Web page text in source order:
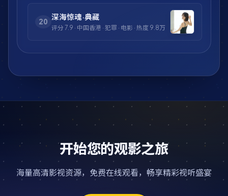
20
深海惊魂·典藏
评分 7.9 · 中国香港 · 犯罪 · 电影 · 热度 9.8万
开始您的观影之旅
海量高清影视资源，免费在线观看，畅享精彩视听盛宴